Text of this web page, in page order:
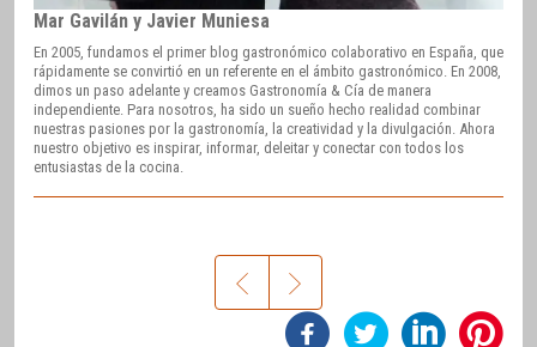
Mar Gavilán y Javier Muniesa
En 2005, fundamos el primer blog gastronómico colaborativo en España, que
rápidamente se convirtió en un referente en el ámbito gastronómico. En 2008,
dimos un paso adelante y creamos Gastronomía & Cía de manera
independiente. Para nosotros, ha sido un sueño hecho realidad combinar
nuestras pasiones por la gastronomía, la creatividad y la divulgación. Ahora
nuestro objetivo es inspirar, informar, deleitar y conectar con todos los
entusiastas de la cocina.